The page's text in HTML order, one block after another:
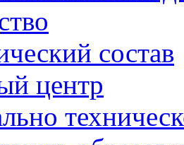
состав
центр